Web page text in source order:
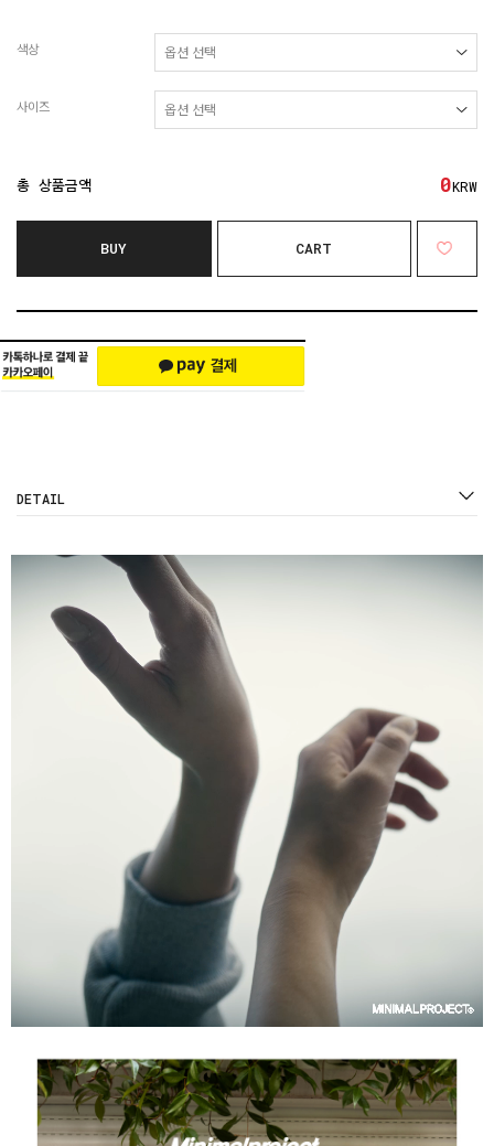
색상
사이즈
총 상품금액 0KRW
BUY CART
DETAIL